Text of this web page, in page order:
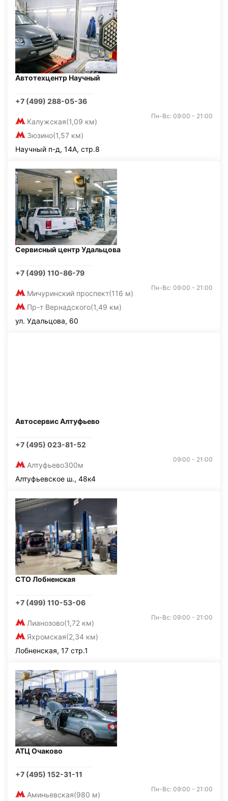
Автотехцентр Научный
+7 (499) 288-05-36
Калужская(1,09 км)
Зюзино(1,57 км)
Пн-Вс: 09:00 - 21:00
Научный п-д, 14А, стр.8
Сервисный центр Удальцова
+7 (499) 110-86-79
Мичуринский проспект(116 м)
Пр-т Вернадского(1,49 км)
Пн-Вс: 09:00 - 21:00
ул. Удальцова, 60
Автосервис Алтуфьево
+7 (495) 023-81-52
Алтуфьево300м
09:00 - 21:00
Алтуфьевское ш., 48к4
СТО Лобненская
+7 (499) 110-53-06
Лианозово(1,72 км)
Яхромская(2,34 км)
Пн-Вс: 09:00 - 21:00
Лобненская, 17 стр.1
АТЦ Очаково
+7 (495) 152-31-11
Аминьевская(980 м)
Пн-Вс: 09:00 - 21:00